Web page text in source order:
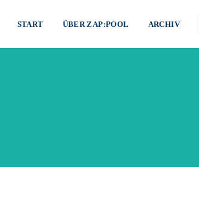
START ÜBER ZAP:POOL ARCHIV